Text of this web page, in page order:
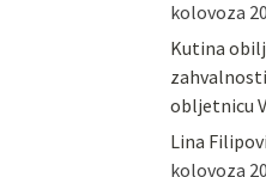
kolovoza
Kutina
obljetnicu
Lina
kolovoza